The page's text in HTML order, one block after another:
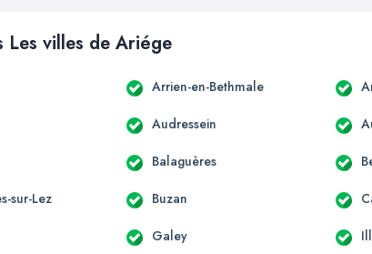
Les villes de Ariége
Arrien-en-Bethmale
Audressein
Balaguères
sur-Lez Buzan
Galey